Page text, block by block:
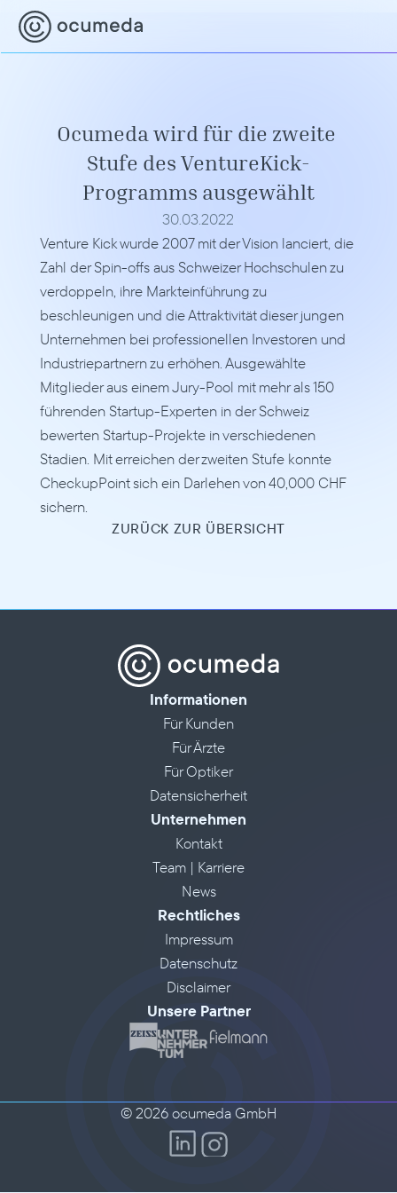
Ocumeda wird für die zweite
Stufe des VentureKick-
Programms ausgewählt
30.03.2022
Venture Kick wurde 2007 mit der Vision lanciert, die
Zahl der Spin-offs aus Schweizer Hochschulen zu
verdoppeln, ihre Markteinführung zu
beschleunigen und die Attraktivität dieser jungen
Unternehmen bei professionellen Investoren und
Industriepartnern zu erhöhen. Ausgewählte
Mitglieder aus einem Jury-Pool mit mehr als 150
führenden Startup-Experten in der Schweiz
bewerten Startup-Projekte in verschiedenen
Stadien. Mit erreichen der zweiten Stufe konnte
CheckupPoint sich ein Darlehen von 40,000 CHF
sichern.
ZURÜCK ZUR ÜBERSICHT
Informationen
Für Kunden
Für Ärzte
Für Optiker
Datensicherheit
Unternehmen
Kontakt
Team | Karriere
News
Rechtliches
Impressum
Datenschutz
Disclaimer
Unsere Partner
© 2026 ocumeda GmbH